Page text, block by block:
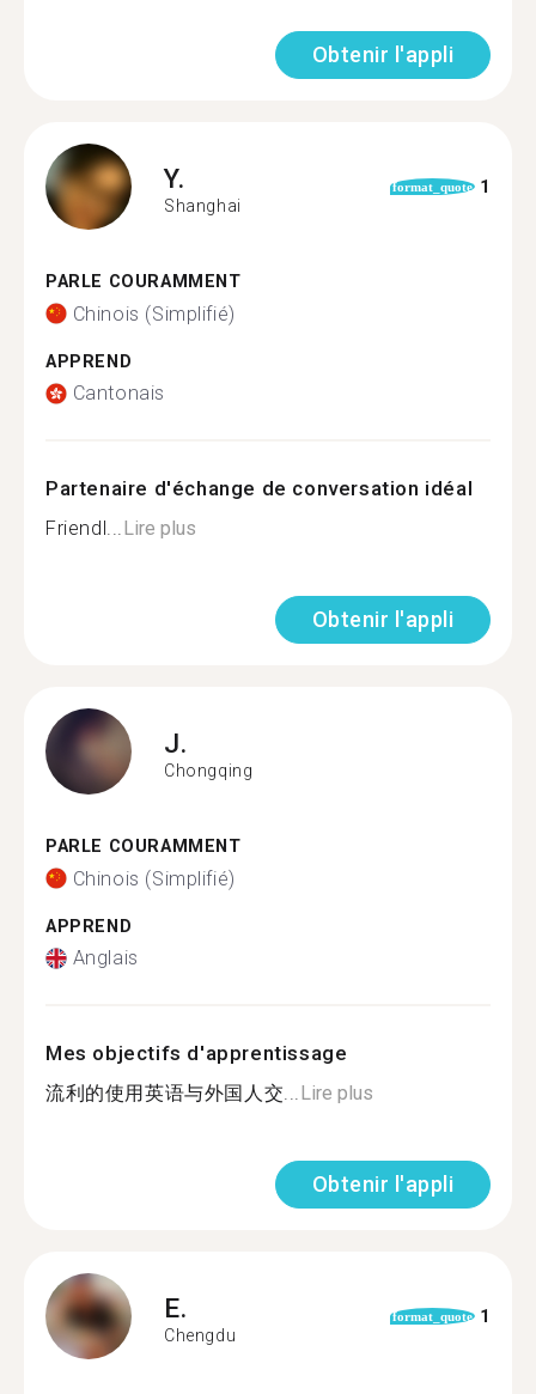
Obtenir l'appli
Y.
Shanghai
format_quote 1
PARLE COURAMMENT
Chinois (Simplifié)
APPREND
Cantonais
Partenaire d'échange de conversation idéal
Friendl...Lire plus
Obtenir l'appli
J.
Chongqing
PARLE COURAMMENT
Chinois (Simplifié)
APPREND
Anglais
Mes objectifs d'apprentissage
流利的使用英语与外国人交...Lire plus
Obtenir l'appli
E.
Chengdu
format_quote 1